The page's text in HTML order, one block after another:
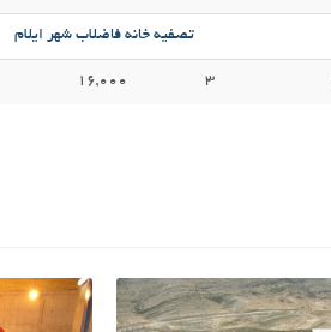
تصفیه خانه فاضلاب شهر ایلام
3
16,000